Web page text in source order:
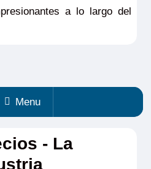
a lo largo del
Menu
- La